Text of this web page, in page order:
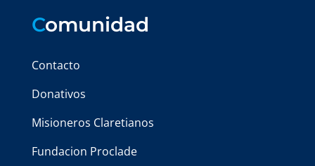
Comunidad
Contacto
Donativos
Misioneros Claretianos
Fundacion Proclade